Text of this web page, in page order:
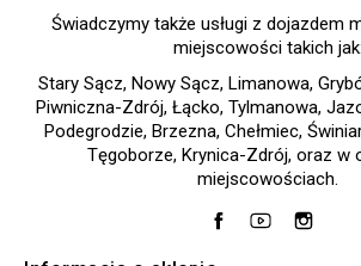
Świadczymy także usługi z dojazdem
miejscowości takich jak:
Stary Sącz, Nowy Sącz, Limanowa,
Piwniczna-Zdrój, Łącko, Tylmanowa,
Podegrodzie, Brzezna, Chełmiec,
Tęgoborze, Krynica-Zdrój, oraz w
miejscowościach.
FacebookYouTube